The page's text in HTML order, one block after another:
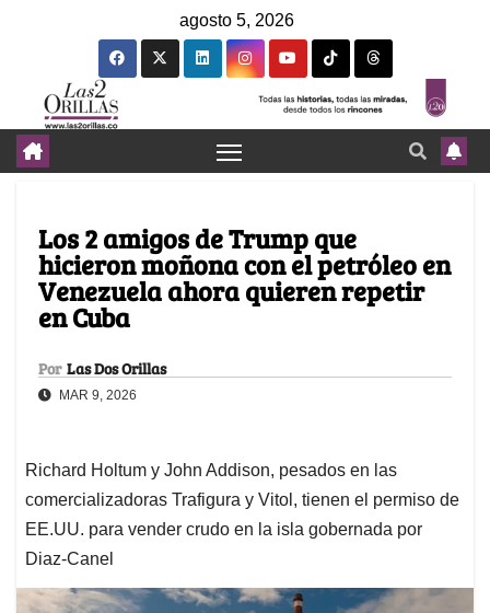
agosto 5, 2026
Los 2 amigos de Trump que
hicieron moñona con el petróleo en
Venezuela ahora quieren repetir
en Cuba
Por Las Dos Orillas
MAR 9, 2026
Richard Holtum y John Addison, pesados en las
comercializadoras Trafigura y Vitol, tienen el permiso de
EE.UU. para vender crudo en la isla gobernada por
Diaz-Canel